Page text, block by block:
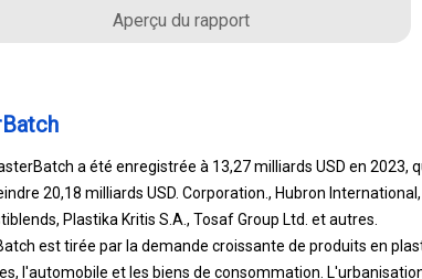
Aperçu du rapport
a été enregistrée à 13,27 milliards USD en 2023,
20,18 milliards USD. Corporation., Hubron
Plastika Kritis S.A., Tosaf Group Ltd. et autres.
est tirée par la demande croissante de produits en
l'automobile et les biens de consommation.